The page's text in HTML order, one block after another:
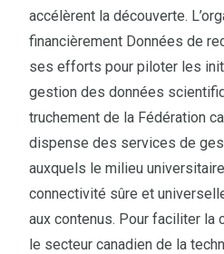
accélèrent la découverte.
financièrement Données de
ses efforts pour piloter les
gestion des données
truchement de la Fédération
dispense des services de
auxquels le milieu
connectivité sûre et
aux contenus. Pour faciliter la
le secteur canadien de la